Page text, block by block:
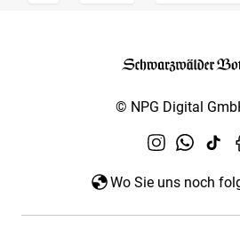
© NPG Digital
Wo Sie uns noch